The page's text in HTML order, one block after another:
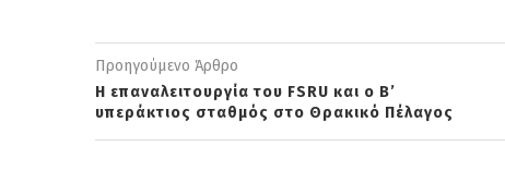
Προηγούμενο Άρθρο
Η επαναλειτουργία του FSRU και ο Β’
υπεράκτιος σταθμός στο Θρακικό Πέλαγος